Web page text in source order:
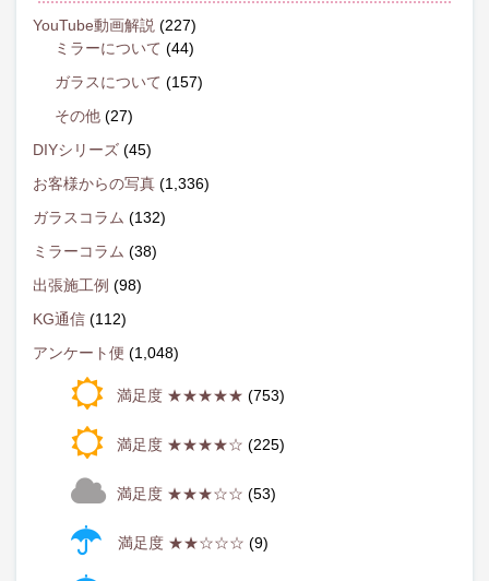
YouTube動画解説 (227)
ミラーについて (44)
ガラスについて (157)
その他 (27)
DIYシリーズ (45)
お客様からの写真 (1,336)
ガラスコラム (132)
ミラーコラム (38)
出張施工例 (98)
KG通信 (112)
アンケート便 (1,048)
満足度 ★★★★★ (753)
満足度 ★★★★☆ (225)
満足度 ★★★☆☆ (53)
満足度 ★★☆☆☆ (9)